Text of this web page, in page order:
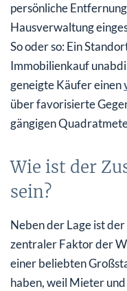
persönliche
Hausverwaltung
So oder so: Ein
Immobilienkauf
geneigte Käufer einen
über favorisierte
gängigen
Wie ist der
sein?
Neben der Lage ist
zentraler Faktor der
einer beliebten
haben, weil Mieter